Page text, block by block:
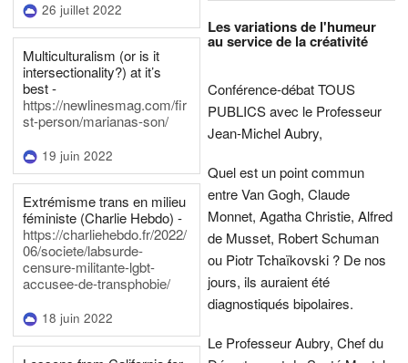
26 juillet 2022
Multiculturalism (or is it
intersectionality?) at it’s
best -
https://newlinesmag.com/fir
st-person/marianas-son/
19 juin 2022
Extrémisme trans en milieu
féministe (Charlie Hebdo) -
https://charliehebdo.fr/2022/
06/societe/labsurde-
censure-militante-lgbt-
accusee-de-transphobie/
18 juin 2022
Les variations de l'humeur
au service de la créativité
Conférence-débat TOUS
PUBLICS avec le Professeur
Jean-Michel Aubry,
Quel est un point commun
entre Van Gogh, Claude
Monnet, Agatha Christie, Alfred
de Musset, Robert Schuman
ou Piotr Tchaïkovski ? De nos
jours, ils auraient été
diagnostiqués bipolaires.
Le Professeur Aubry, Chef du